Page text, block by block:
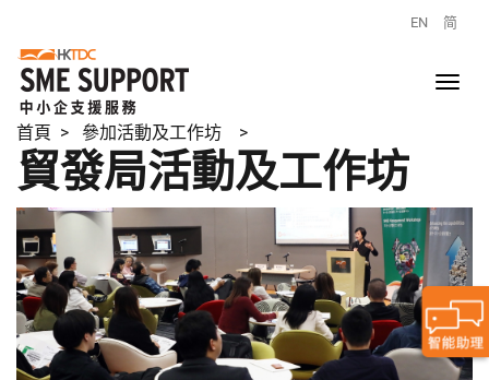
EN 简
首頁 > 參加活動及工作坊 >
貿發局活動及工作坊